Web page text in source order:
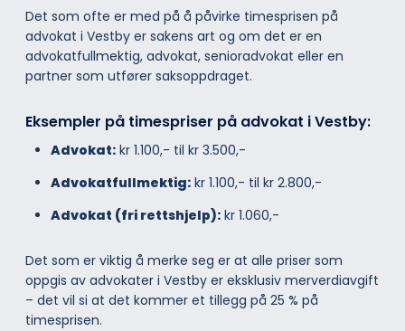
Det som ofte er med på å påvirke timesprisen på
advokat i Vestby er sakens art og om det er en
advokatfullmektig, advokat, senioradvokat eller en
partner som utfører saksoppdraget.
Eksempler på timespriser på advokat i Vestby:
Advokat: kr 1.100,- til kr 3.500,-
Advokatfullmektig: kr 1.100,- til kr 2.800,-
Advokat (fri rettshjelp): kr 1.060,-
Det som er viktig å merke seg er at alle priser som
oppgis av advokater i Vestby er eksklusiv merverdiavgift
– det vil si at det kommer et tillegg på 25 % på
timesprisen.